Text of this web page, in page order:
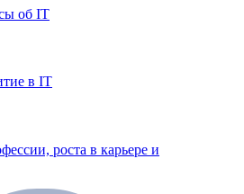
об IT
в IT
роста в карьере и